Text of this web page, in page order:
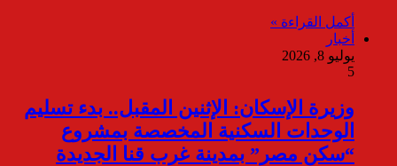
أكمل القراءة »
أخبار
يوليو 8, 2026
5
وزيرة الإسكان: الإثنين المقبل.. بدء تسليم
الوحدات السكنية المخصصة بمشروع
“سكن مصر” بمدينة غرب قنا الجديدة